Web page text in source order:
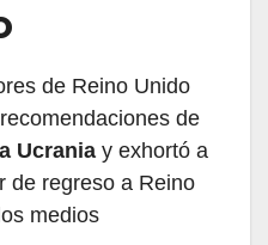
de Reino Unido
de
Ucrania y exhortó a
de regreso a Reino
medios